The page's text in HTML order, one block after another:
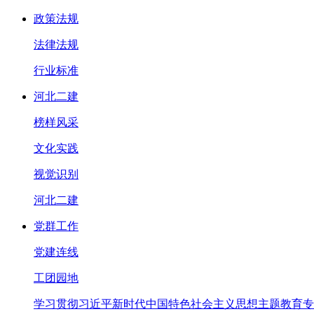
政策法规
法律法规
行业标准
河北二建
榜样风采
文化实践
视觉识别
河北二建
党群工作
党建连线
工团园地
学习贯彻习近平新时代中国特色社会主义思想主题教育